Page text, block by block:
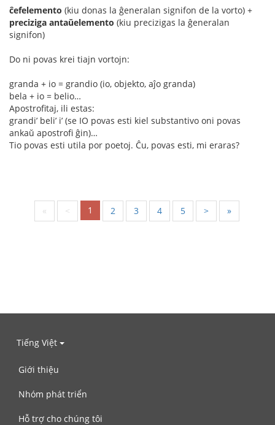
ĉefelemento (kiu donas la ĝeneralan signifon de la vorto) +
preciziga antaŭelemento (kiu precizigas la ĝeneralan
signifon)
Do ni povas krei tiajn vortojn:
granda + io = grandio (io, objekto, aĵo granda)
bela + io = belio…
Apostrofitaj, ili estas:
grandi’ beli’ i’ (se IO povas esti kiel substantivo oni povas
ankaŭ apostrofi ĝin)…
Tio povas esti utila por poetoj. Ĉu, povas esti, mi eraras?
« < 1 2 3 4 5 > »
Tiếng Việt
Giới thiệu
Nhóm phát triển
Hỗ trợ cho chúng tôi